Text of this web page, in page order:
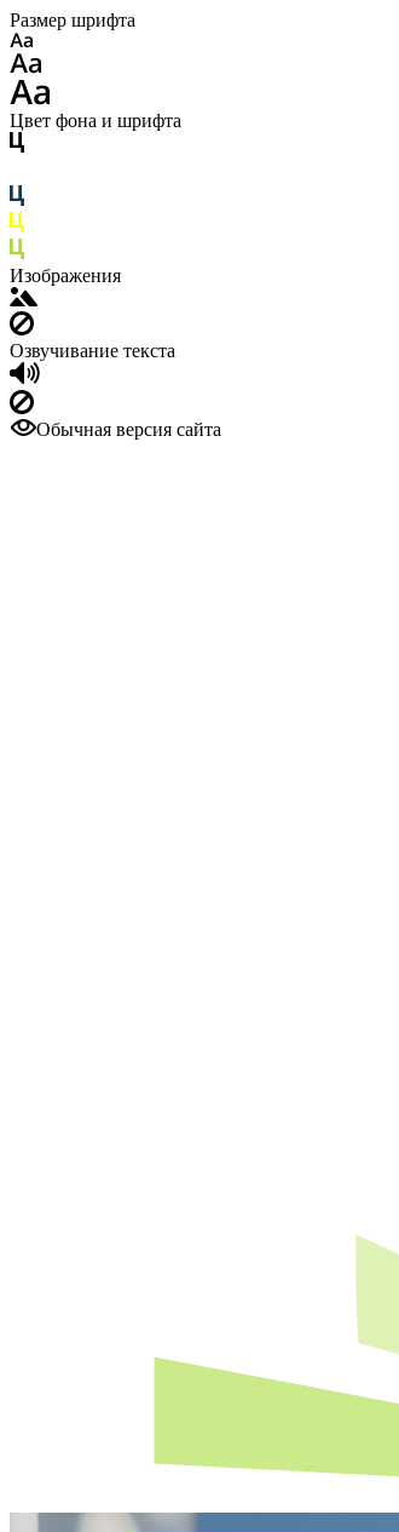
Размер шрифта
Цвет фона и шрифта
Изображения
Озвучивание текста
Обычная версия сайта